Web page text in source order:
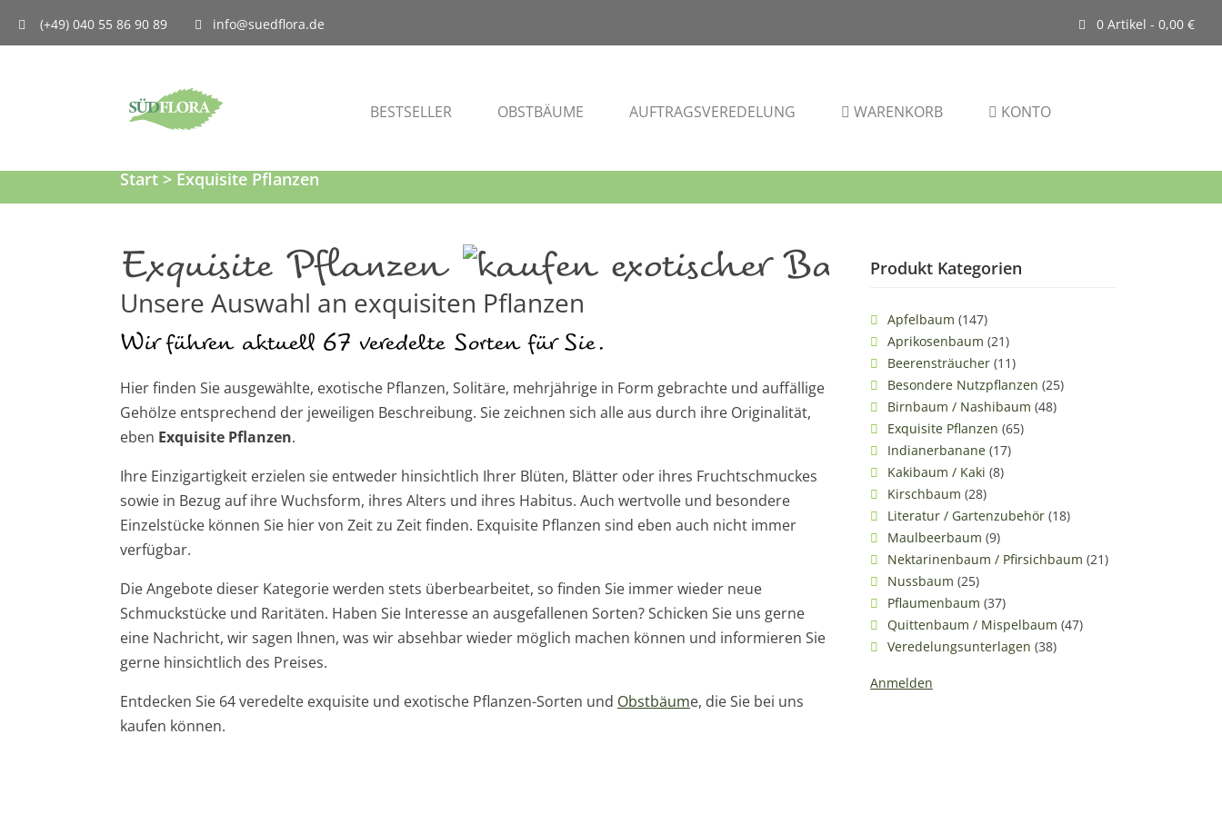
(+49) 040 55 86 90 89 info@suedflora.de 0 Artikel - 0,00 €
BESTSELLER OBSTBÄUME AUFTRAGSVEREDELUNG WARENKORB KONTO
Start > Exquisite Pflanzen
Exquisite Pflanzen
Unsere Auswahl an exquisiten Pflanzen
Wir führen aktuell 67 veredelte Sorten für Sie.
Hier finden Sie ausgewählte, exotische Pflanzen, Solitäre, mehrjährige in Form gebrachte und auffällige
Gehölze entsprechend der jeweiligen Beschreibung. Sie zeichnen sich alle aus durch ihre Originalität,
eben Exquisite Pflanzen.
Ihre Einzigartigkeit erzielen sie entweder hinsichtlich Ihrer Blüten, Blätter oder ihres Fruchtschmuckes
sowie in Bezug auf ihre Wuchsform, ihres Alters und ihres Habitus. Auch wertvolle und besondere
Einzelstücke können Sie hier von Zeit zu Zeit finden. Exquisite Pflanzen sind eben auch nicht immer
verfügbar.
Die Angebote dieser Kategorie werden stets überbearbeitet, so finden Sie immer wieder neue
Schmuckstücke und Raritäten. Haben Sie Interesse an ausgefallenen Sorten? Schicken Sie uns gerne
eine Nachricht, wir sagen Ihnen, was wir absehbar wieder möglich machen können und informieren Sie
gerne hinsichtlich des Preises.
Entdecken Sie 64 veredelte exquisite und exotische Pflanzen-Sorten und Obstbäume, die Sie bei uns
kaufen können.
Produkt Kategorien
Apfelbaum (147)
Aprikosenbaum (21)
Beerensträucher (11)
Besondere Nutzpflanzen (25)
Birnbaum / Nashibaum (48)
Exquisite Pflanzen (65)
Indianerbanane (17)
Kakibaum / Kaki (8)
Kirschbaum (28)
Literatur / Gartenzubehör (18)
Maulbeerbaum (9)
Nektarinenbaum / Pfirsichbaum (21)
Nussbaum (25)
Pflaumenbaum (37)
Quittenbaum / Mispelbaum (47)
Veredelungsunterlagen (38)
Anmelden